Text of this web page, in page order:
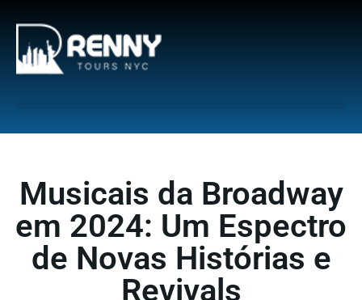
Musicais da Broadway
em 2024: Um Espectro
de Novas Histórias e
Revivals